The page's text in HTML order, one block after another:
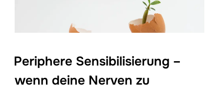
Periphere Sensibilisierung –
wenn deine Nerven zu